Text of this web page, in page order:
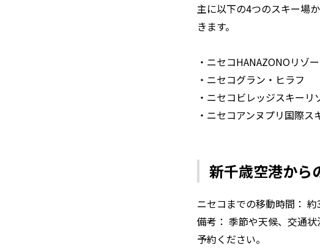
主に以下の4つのスキー場
きます。
・ニセコHANAZONOリゾ
・ニセコグラン・ヒラフ
・ニセコビレッジスキーリ
・ニセコアンヌプリ国際ス
新千歳空港から
ニセコまでの移動時間： 約
備考： 季節や天候、交通
予約ください。